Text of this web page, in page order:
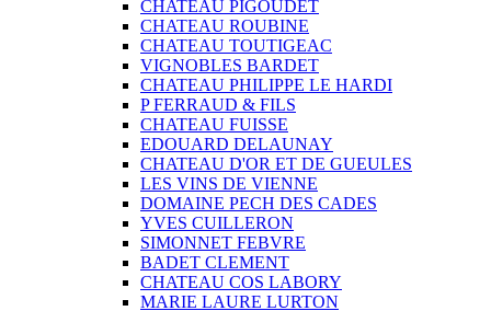
CHATEAU PIGOUDET
CHATEAU ROUBINE
CHATEAU TOUTIGEAC
VIGNOBLES BARDET
CHATEAU PHILIPPE LE HARDI
P FERRAUD & FILS
CHATEAU FUISSE
EDOUARD DELAUNAY
CHATEAU D'OR ET DE GUEULES
LES VINS DE VIENNE
DOMAINE PECH DES CADES
YVES CUILLERON
SIMONNET FEBVRE
BADET CLEMENT
CHATEAU COS LABORY
MARIE LAURE LURTON